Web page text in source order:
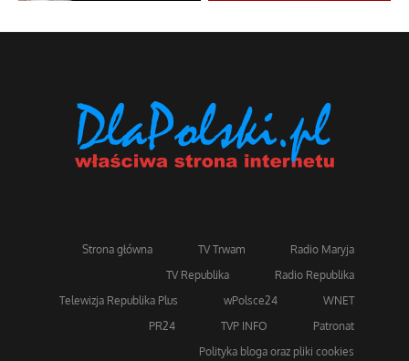
Strona główna TV Trwam
Radio Maryja
TV Republika
Radio Republika
Telewizja Republika Plus
wPolsce24
WNET
PR24
TVP INFO
Patronat
Polityka bloga oraz pliki cookies